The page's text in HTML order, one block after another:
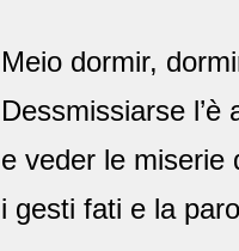
Meio dormir,
Dessmissiarse l’è
e veder le miserie
i gesti fati e la